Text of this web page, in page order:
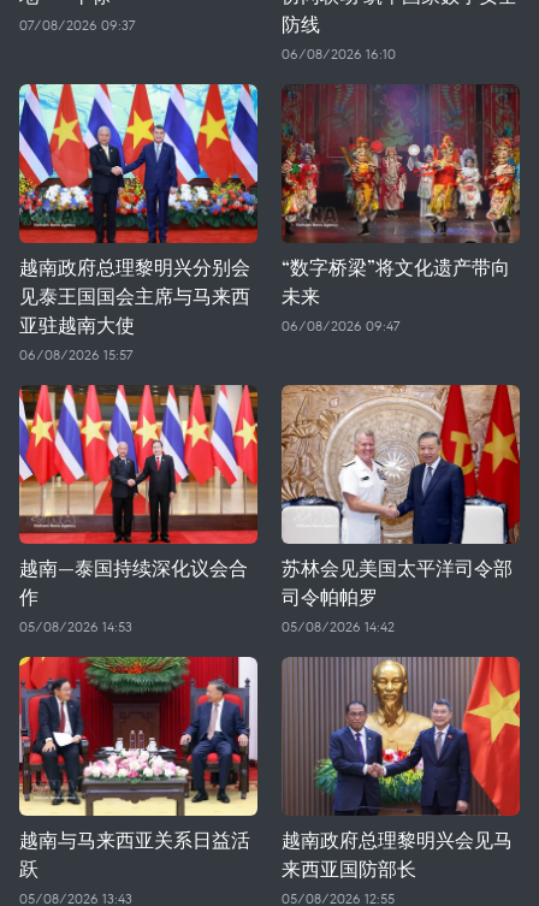
07/08/2026 09:37
防线
06/08/2026 16:10
越南政府总理黎明兴分别会
见泰王国国会主席与马来西
亚驻越南大使
06/08/2026 15:57
“数字桥梁”将文化遗产带向
未来
06/08/2026 09:47
越南—泰国持续深化议会合
作
05/08/2026 14:53
苏林会见美国太平洋司令部
司令帕帕罗
05/08/2026 14:42
越南与马来西亚关系日益活
跃
05/08/2026 13:43
越南政府总理黎明兴会见马
来西亚国防部长
05/08/2026 12:55